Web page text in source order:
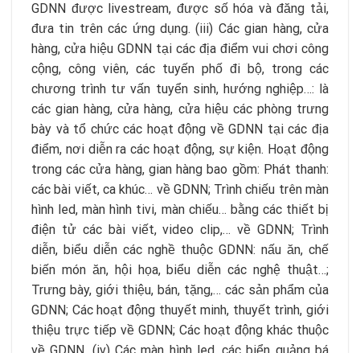
GDNN được livestream, được số hóa và đăng tải,
đưa tin trên các ứng dụng. (iii) Các gian hàng, cửa
hàng, cửa hiệu GDNN tại các địa điểm vui chơi công
cộng, công viên, các tuyến phố đi bộ, trong các
chương trình tư vấn tuyển sinh, hướng nghiệp…: là
các gian hàng, cửa hàng, cửa hiệu các phòng trưng
bày và tổ chức các hoạt động về GDNN tại các địa
điểm, nơi diễn ra các hoạt động, sự kiện. Hoạt động
trong các cửa hàng, gian hàng bao gồm: Phát thanh:
các bài viết, ca khúc… về GDNN; Trình chiếu trên màn
hình led, màn hình tivi, màn chiếu… bằng các thiết bị
điện tử các bài viết, video clip,… về GDNN; Trình
diễn, biểu diễn các nghề thuộc GDNN: nấu ăn, chế
biến món ăn, hội họa, biểu diễn các nghệ thuật…;
Trưng bày, giới thiệu, bán, tặng,… các sản phẩm của
GDNN; Các hoạt động thuyết minh, thuyết trình, giới
thiệu trực tiếp về GDNN; Các hoạt động khác thuộc